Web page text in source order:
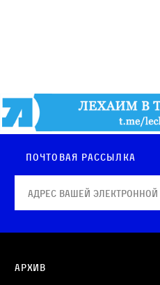
Почтовая рассылка
Архив